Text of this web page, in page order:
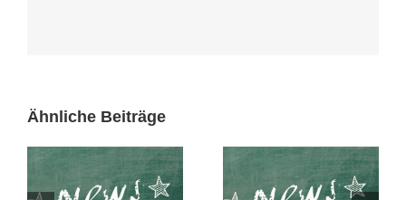
Ähnliche Beiträge